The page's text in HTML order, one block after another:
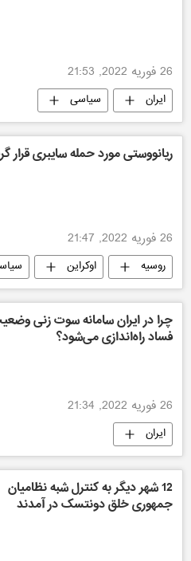
26 فوریه 2022, 21:53
ایران سیاسی
ریانووستی مورد حمله سایبری قرار
26 فوریه 2022, 21:47
روسیه اوکراین
چرا در ایران سامانه سوت زنی
فساد راه‌اندازی می‌شود؟
26 فوریه 2022, 21:34
ایران
12 شهر دیگر به کنترل شبه نظامیان
جمهوری خلق دونتسک در آمدند